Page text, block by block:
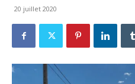
20 juillet 2020